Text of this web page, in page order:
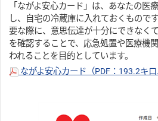
「ながよ安心カード」は、あなたの医
し、自宅の冷蔵庫に入れておくもので
要な際に、意思伝達が十分にできなく
を確認することで、応急処置や医療機
われることを目的としています。
ながよ安心カード（PDF：193.2キ